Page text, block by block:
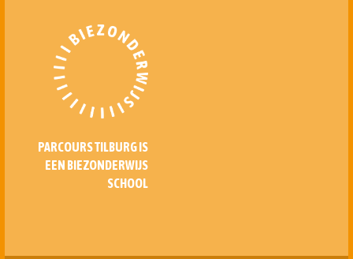
PARCOURS TILBURG IS
EEN BIEZONDERWIJS
SCHOOL